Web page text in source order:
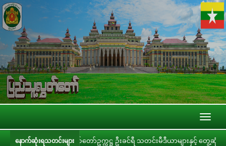
နောက်ဆုံးရသတင်းများ
ပြည်သူ့လွှတ်တော်ဥက္ကဋ္ဌ ဦးခင်ရီ သတင်းမီဒီယာများနှင့် တွေ့ဆုံ